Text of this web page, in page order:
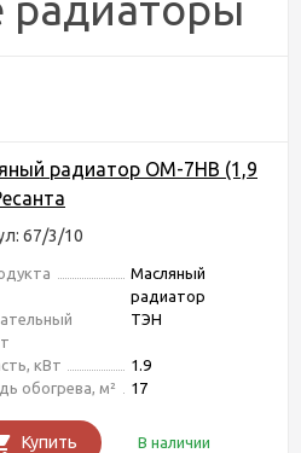
радиатор ОМ-7НВ (1,9
67/3/10
Масляный
радиатор
ТЭН
кВт
1.9
обогрева, м²
17
Купить В наличии